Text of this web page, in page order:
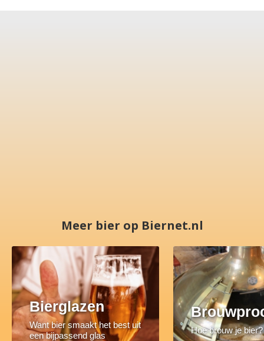
Meer bier op Biernet.nl
Bierglazen
Want bier smaakt het best uit
een bijpassend glas
Hoe brouw je bier?